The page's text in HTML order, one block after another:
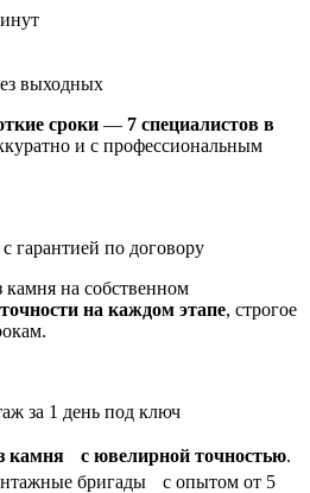
выходных
сроки — 7 специалистов в
и с профессиональным
с гарантией по договору
камня на собственном
на каждом этапе, строгое
за 1 день под ключ
камня с ювелирной точностью.
бригады с опытом от 5